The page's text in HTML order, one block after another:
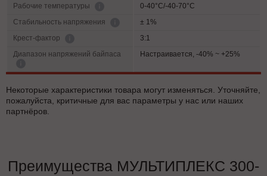
Рабочие температуры
0-40°C/-40-70°C
Cтабильность напряжения
± 1%
Крест-фактор
3:1
Диапазон напряжений байпаса
Настраивается, -40% ~ +25%
Некоторые характеристики товара могут изменяться. Уточняйте,
пожалуйста, критичные для вас параметры у нас или наших
партнёров.
Преимущества МУЛЬТИПЛЕКС 300-